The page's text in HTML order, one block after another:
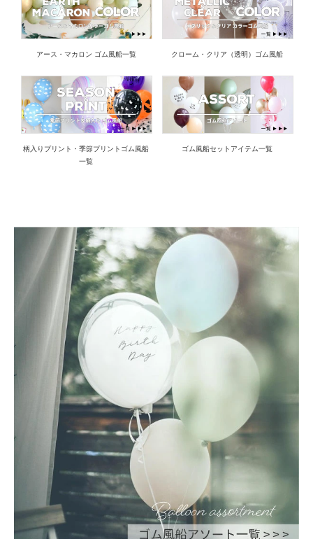
アース・マカロン ゴム風船一覧 クローム・クリア（透明）ゴム風船
柄入りプリント・季節プリントゴム風船
一覧
ゴム風船セットアイテム一覧